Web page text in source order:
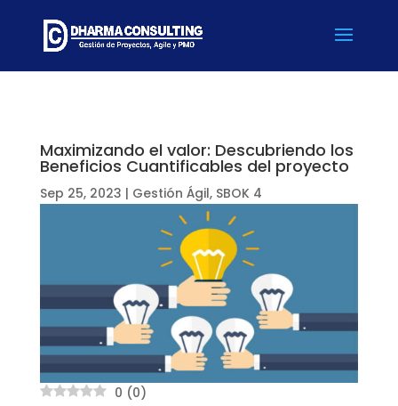
Maximizando el valor: Descubriendo los
Beneficios Cuantificables del proyecto
Sep 25, 2023 | Gestión Ágil, SBOK 4
0 (0)